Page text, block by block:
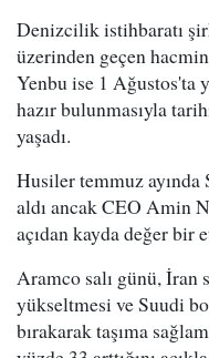
Denizcilik istihbaratı
üzerinden geçen
Yenbu ise 1 Ağustos'ta
hazır bulunmasıyla
yaşadı.
Husiler temmuz
aldı ancak CEO Amin
açıdan kayda değer bir
Aramco salı günü, İran
yükseltmesi ve Suudi
bırakarak taşıma